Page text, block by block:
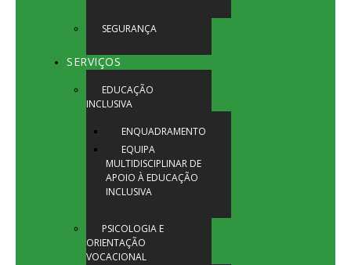
SEGURANÇA
SERVIÇOS
EDUCAÇÃO
INCLUSIVA
ENQUADRAMENTO
EQUIPA
MULTIDISCIPLINAR DE
APOIO À EDUCAÇÃO
INCLUSIVA
PSICOLOGIA E
ORIENTAÇÃO
VOCACIONAL